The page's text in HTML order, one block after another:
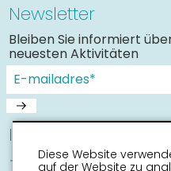
Newsletter
Bleiben Sie informiert
neuesten Aktivitäten
Informationen
Sneek mit Kinder
Diese Website
auf der Website zu